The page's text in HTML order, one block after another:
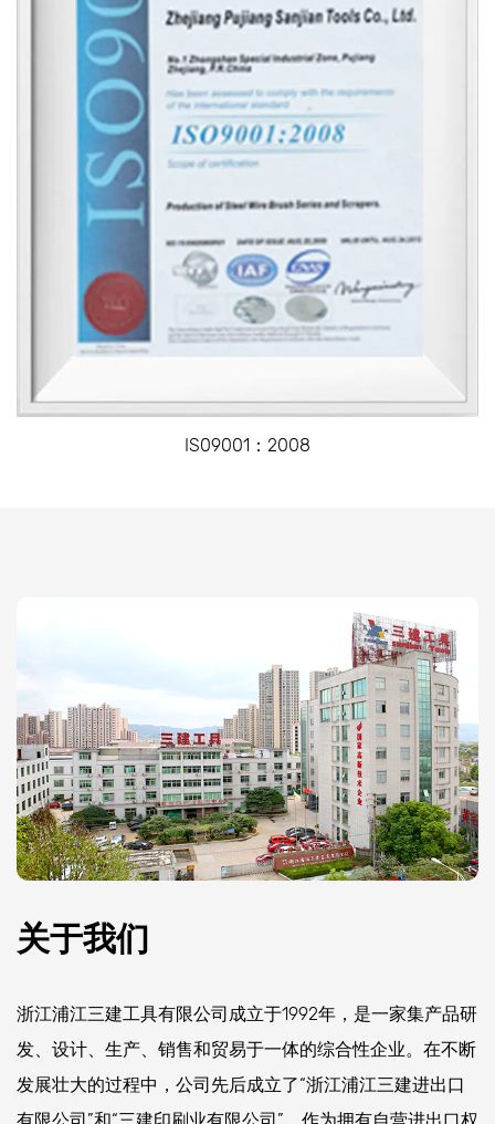
和家居装修。
刮刀和刀片的应用
表面处理:
刮刀和刀片常见的用途之一是表面处理。在使用油漆、
涂料或粘合剂之前，刮刀通常用于清除金属、木材或混
凝土表面的旧油漆、污垢或铁锈。这确保了更好的附着
力和最终完成的寿命。
建设及改造：
在建筑行业，刮刀和刀片被用来去除多余的砂浆、灌浆
或水泥，以及光滑表面。它们有助于重塑和微调材料，
以满足精确的规格。
汽车维修与保养：
在汽车维修中，刮刀经常被用来清洁垫片，去除旧的密
机械，切割或塑造食品，甚至削皮蔬菜等任务。这些工
具确保了食品生产的卫生和一致性。
工业清洗:
在制造环境中，刮刀和刀片用于清除机械、传送带或工
厂地板上的顽固残留物。它们有助于保持设备清洁，防
止污染并确保顺利运行。
刮刀和刀片的主要特点
符合人体工程学的处理:
许多刮刀和刀片都设计了符合人体工程学的手柄，以减
少手的疲劳，提高抓地力，特别是在长时间使用时。这
可更换刀片:
对于经常磨损的工具，许多型号都提供可更换的刀片。
这确保了用户不需要更换整个工具，从而节省了成本并
IS09001：2008
关于我们
浙江浦江三建工具有限公司成立于1992年，是一家集产品研
发、设计、生产、销售和贸易于一体的综合性企业。在不断
发展壮大的过程中，公司先后成立了“浙江浦江三建进出口